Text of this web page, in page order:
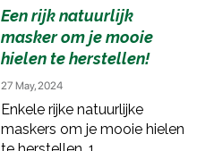
Een rijk natuurlijk
masker om je mooie
hielen te herstellen!
27 May, 2024
Enkele rijke natuurlijke
maskers om je mooie hielen